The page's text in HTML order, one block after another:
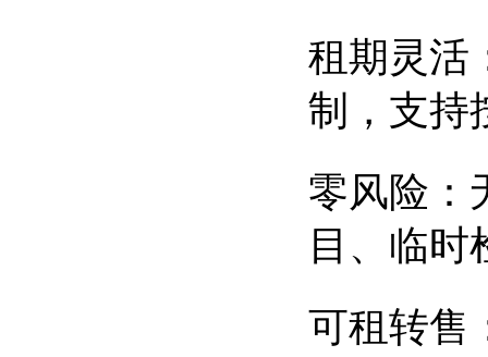
租期灵活
制，支持
零风险：
目、临时
可租转售